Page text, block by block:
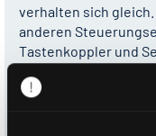
verhalten sich
anderen
Tastenkoppler und
Wochen-, und